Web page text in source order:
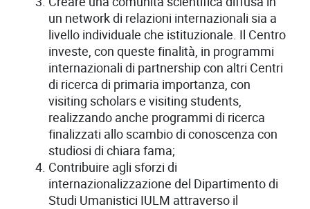
un network di relazioni internazionali sia a
livello individuale che istituzionale. Il Centro
investe, con queste finalità, in programmi
internazionali di partnership con altri Centri
di ricerca di primaria importanza, con
visiting scholars e visiting students,
realizzando anche programmi di ricerca
finalizzati allo scambio di conoscenza con
studiosi di chiara fama;
Contribuire agli sforzi di
internazionalizzazione del Dipartimento di
Studi Umanistici IULM attraverso il